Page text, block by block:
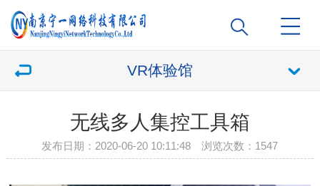
VR体验馆
无线多人集控工具箱
发布日期：2020-06-20 10:11:48 浏览次数： 1547